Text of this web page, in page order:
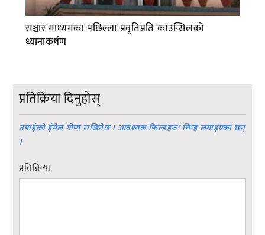
सञ्चार माध्यमका पछिल्ला प्रवृतिप्रति काउन्सिलको
ध्यानाकर्षण
प्रतिक्रिया दिनुहोस्
तपाईको ईमेल गोप्य राखिनेछ । आवश्यक फिल्डहरु*चिन्ह लगाइएका छन्
।
प्रतिक्रिया